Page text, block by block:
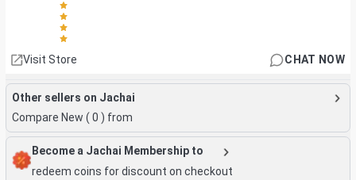
Visit Store CHAT NOW
Other sellers on Jachai
Compare New ( 0 ) from
Become a Jachai Membership to
redeem coins for discount on checkout